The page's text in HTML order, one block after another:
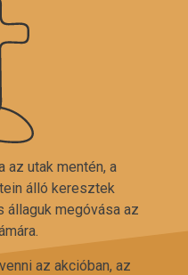
az utak mentén, a
álló keresztek
állaguk megóvása az
az akcióban, az